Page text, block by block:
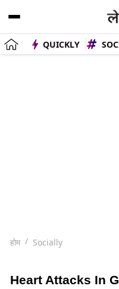
QUICKLY
होम Socially
Heart Attacks In